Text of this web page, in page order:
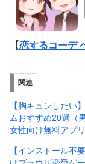
【恋するコーデ
関連
【胸キュンしたい
ムおすすめ20選（
女性向け無料アプリ
【インストール不